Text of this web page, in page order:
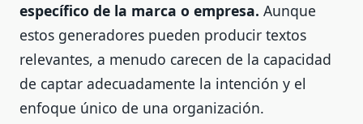
específico de la marca o empresa. Aunque
estos generadores pueden producir textos
relevantes, a menudo carecen de la capacidad
de captar adecuadamente la intención y el
enfoque único de una organización.